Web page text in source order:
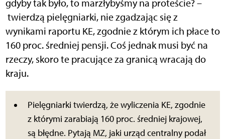
gdyby tak było, to marzłybyśmy na proteście? –
twierdzą pielęgniarki, nie zgadzając się z
wynikami raportu KE, zgodnie z którym ich płace to
160 proc. średniej pensji. Coś jednak musi być na
rzeczy, skoro te pracujące za granicą wracają do
kraju.
Pielęgniarki twierdzą, że wyliczenia KE, zgodnie
z którymi zarabiają 160 proc. średniej krajowej,
są błędne. Pytają MZ, jaki urząd centralny podał